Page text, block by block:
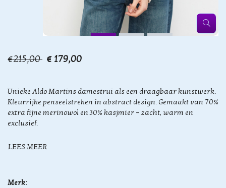
€215,00 € 179,00
Unieke Aldo Martins damestrui als een draagbaar kunstwerk.
Kleurrijke penseelstreken in abstract design. Gemaakt van 70%
extra fijne merinowol en 30% kasjmier – zacht, warm en
exclusief.
LEES MEER
Merk: